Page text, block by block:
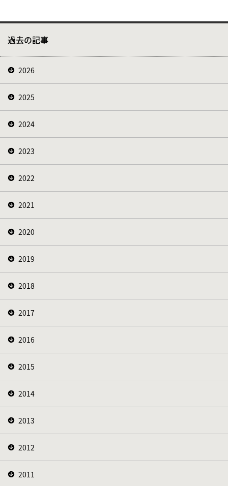
過去の記事
2026
2025
2024
2023
2022
2021
2020
2019
2018
2017
2016
2015
2014
2013
2012
2011